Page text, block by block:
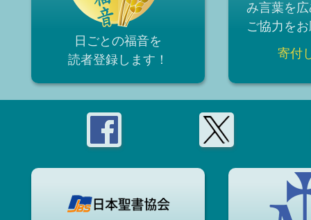
日ごとの福音を
読者登録 します！
み言葉を
ご協力を
寄付